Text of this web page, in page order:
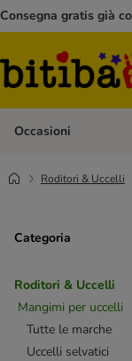
Consegna gratis già
Occasioni
Roditori & Uccelli
Categoria
Roditori & Uccelli
Mangimi per uccelli
Tutte le marche
Uccelli selvatici